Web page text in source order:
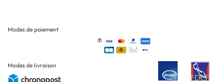
Modes de paiement
Modes de livraison